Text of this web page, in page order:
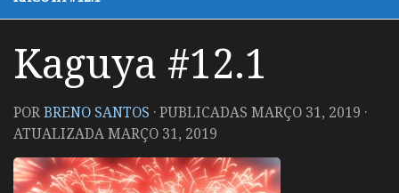
Kaguya #12.1
PORBRENO SANTOS · PUBLICADAS MARÇO 31, 2019 ·
ATUALIZADAMARÇO 31, 2019